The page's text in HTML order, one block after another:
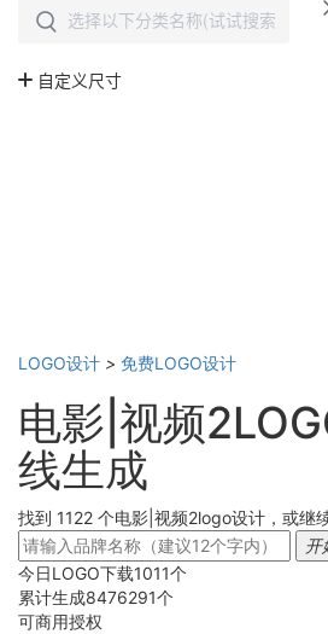
LOGO设计 > 免费LOGO设计
电影|视频
线生成
找到 1122 个电影|视频2logo设计，或继
开
今日LOGO下载1011个
累计生成8476291个
可商用授权